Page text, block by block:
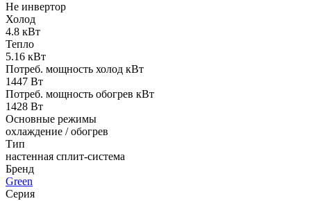
Не инвертор
Холод
4.8 кВт
Тепло
5.16 кВт
Потреб. мощность холод кВт
1447 Вт
Потреб. мощность обогрев кВт
1428 Вт
Основные режимы
охлаждение / обогрев
Тип
настенная сплит-система
Бренд
Green
Серия